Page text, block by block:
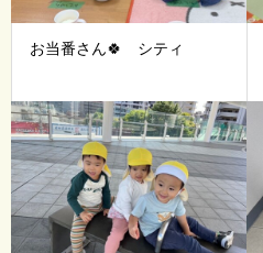
お当番さん🍀 シティ